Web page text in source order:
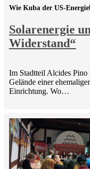
Solarenergie
Widerstand“
Wie Kuba der US-
Im Stadtteil Alcides
Gelände einer
Einrichtung. Wo…